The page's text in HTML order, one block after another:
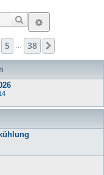
Suche
5 … 38